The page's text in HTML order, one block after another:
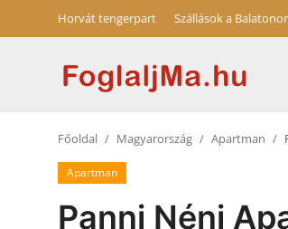
Horvát tengerpart Szállások a
Főoldal Magyarország Apartman
Apartman
Panni Néni